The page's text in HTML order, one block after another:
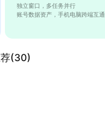
独立窗口，多任务并行
账号数据资产，手机电脑跨端互通
荐(30)